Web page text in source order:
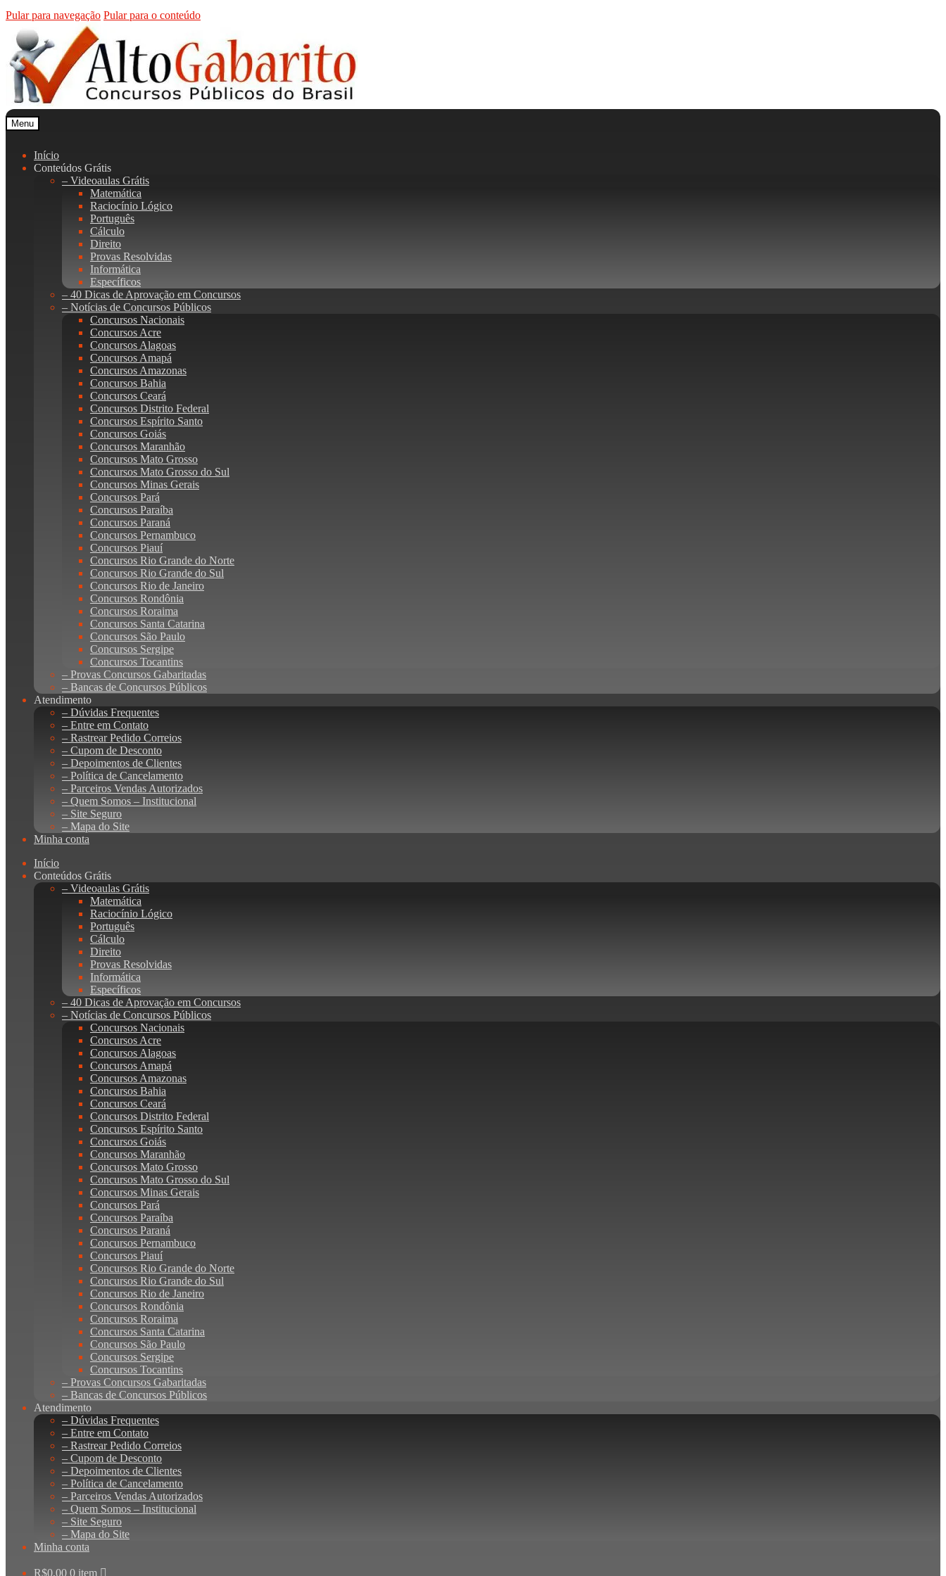
Pular para navegação Pular para o conteúdo
Menu
Início
Conteúdos Grátis
– Videoaulas Grátis
Matemática
Raciocínio Lógico
Português
Cálculo
Direito
Provas Resolvidas
Informática
Específicos
– 40 Dicas de Aprovação em Concursos
– Notícias de Concursos Públicos
Concursos Nacionais
Concursos Acre
Concursos Alagoas
Concursos Amapá
Concursos Amazonas
Concursos Bahia
Concursos Ceará
Concursos Distrito Federal
Concursos Espírito Santo
Concursos Goiás
Concursos Maranhão
Concursos Mato Grosso
Concursos Mato Grosso do Sul
Concursos Minas Gerais
Concursos Pará
Concursos Paraíba
Concursos Paraná
Concursos Pernambuco
Concursos Piauí
Concursos Rio Grande do Norte
Concursos Rio Grande do Sul
Concursos Rio de Janeiro
Concursos Rondônia
Concursos Roraima
Concursos Santa Catarina
Concursos São Paulo
Concursos Sergipe
Concursos Tocantins
– Provas Concursos Gabaritadas
– Bancas de Concursos Públicos
Atendimento
– Dúvidas Frequentes
– Entre em Contato
– Rastrear Pedido Correios
– Cupom de Desconto
– Depoimentos de Clientes
– Política de Cancelamento
– Parceiros Vendas Autorizados
– Quem Somos – Institucional
– Site Seguro
– Mapa do Site
Minha conta
Início
Conteúdos Grátis
– Videoaulas Grátis
Matemática
Raciocínio Lógico
Português
Cálculo
Direito
Provas Resolvidas
Informática
Específicos
– 40 Dicas de Aprovação em Concursos
– Notícias de Concursos Públicos
Concursos Nacionais
Concursos Acre
Concursos Alagoas
Concursos Amapá
Concursos Amazonas
Concursos Bahia
Concursos Ceará
Concursos Distrito Federal
Concursos Espírito Santo
Concursos Goiás
Concursos Maranhão
Concursos Mato Grosso
Concursos Mato Grosso do Sul
Concursos Minas Gerais
Concursos Pará
Concursos Paraíba
Concursos Paraná
Concursos Pernambuco
Concursos Piauí
Concursos Rio Grande do Norte
Concursos Rio Grande do Sul
Concursos Rio de Janeiro
Concursos Rondônia
Concursos Roraima
Concursos Santa Catarina
Concursos São Paulo
Concursos Sergipe
Concursos Tocantins
– Provas Concursos Gabaritadas
– Bancas de Concursos Públicos
Atendimento
– Dúvidas Frequentes
– Entre em Contato
– Rastrear Pedido Correios
– Cupom de Desconto
– Depoimentos de Clientes
– Política de Cancelamento
– Parceiros Vendas Autorizados
– Quem Somos – Institucional
– Site Seguro
– Mapa do Site
Minha conta
R$0,00 0 item